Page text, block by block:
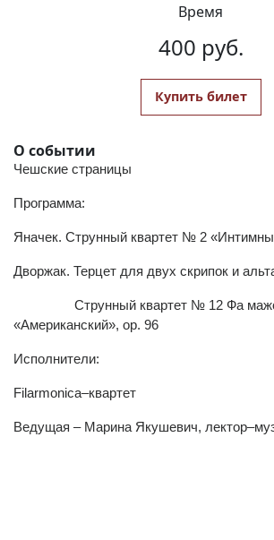
Время
400 руб.
Купить билет
О событии
Чешские страницы
Программа:
Яначек. Струнный квартет № 2
Дворжак. Терцет для двух скрипок и
Струнный квартет № 12 Фа
«Американский», оp. 96
Исполнители:
Filarmonica–квартет
Ведущая – Марина Якушевич,